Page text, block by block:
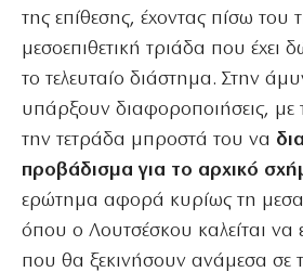
της επίθεσης, έχοντας πίσω του
μεσοεπιθετική τριάδα που έχει
το τελευταίο διάστημα. Στην
υπάρξουν διαφοροποιήσεις, με
την τετράδα μπροστά του να
προβάδισμα για το αρχικό
ερώτημα αφορά κυρίως τη
όπου ο Λουτσέσκου καλείται να
που θα ξεκινήσουν ανάμεσα σε